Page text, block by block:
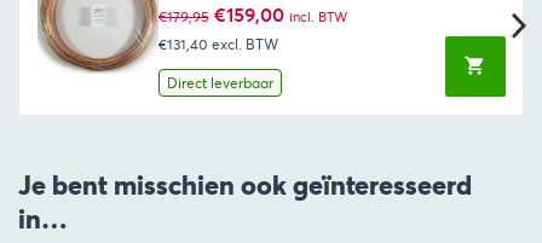
€179,95 Oorspronkelijke
prijs
was:
€179,95.
€159,00Huidige
incl. BTW
€131,40 excl. BTW
Direct leverbaar
Je bent misschien ook geïnteresseerd
in…